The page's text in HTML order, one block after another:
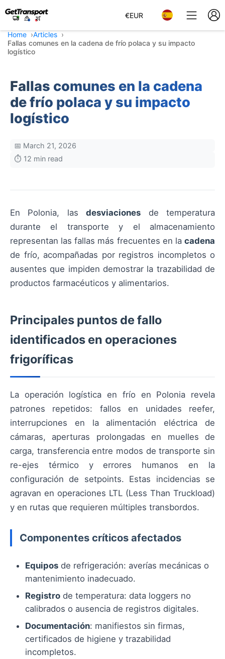
€EUR
Home
Articles
Fallas comunes en la cadena de frío polaca y su impacto
logístico
Fallas comunes en la cadena
de frío polaca y su impacto
logístico
📅 March 21, 2026
⏱️ 12 min read
En Polonia, lasdesviaciones de temperatura
durante el transporte y el almacenamiento
representan las fallas más frecuentes en la cadena
de frío, acompañadas por registros incompletos o
ausentes que impiden demostrar la trazabilidad de
productos farmacéuticos y alimentarios.
Principales puntos de fallo
identificados en operaciones
frigoríficas
La operación logística en frío en Polonia revela
patrones repetidos: fallos en unidades reefer,
interrupciones en la alimentación eléctrica de
cámaras, aperturas prolongadas en muelles de
carga, transferencia entre modos de transporte sin
re-ejes térmico y errores humanos en la
configuración de setpoints. Estas incidencias se
agravan en operaciones LTL (Less Than Truckload)
y en rutas que requieren múltiples transbordos.
Componentes críticos afectados
Equipos de refrigeración: averías mecánicas o
mantenimiento inadecuado.
Registro de temperatura: data loggers no
calibrados o ausencia de registros digitales.
Documentación: manifiestos sin firmas,
certificados de higiene y trazabilidad
incompletos.